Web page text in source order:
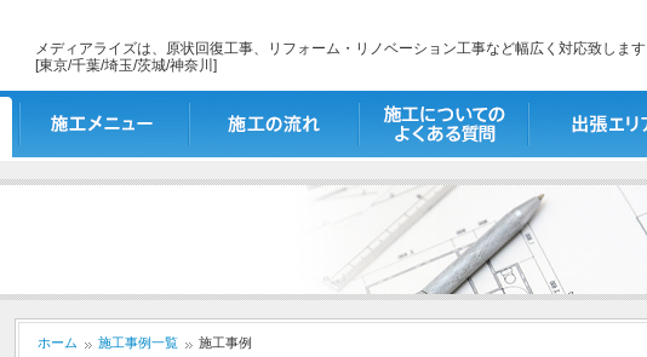
メディアライズは、原状回復工事、リフォーム・リノベーション工事など幅広く対応致します
[東京/千葉/埼玉/茨城/神奈川]
る質問
ホーム 施工事例一覧 施工事例